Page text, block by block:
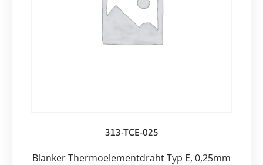
313-TCE-025
Blanker Thermoelementdraht Typ E, 0,25mm